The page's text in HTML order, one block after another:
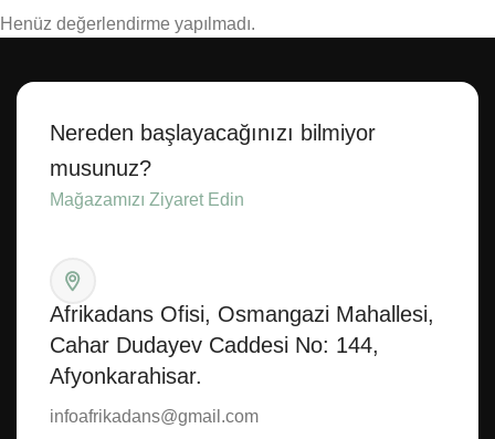
Henüz değerlendirme yapılmadı.
Nereden başlayacağınızı bilmiyor
musunuz?
Mağazamızı Ziyaret Edin
Afrikadans Ofisi, Osmangazi Mahallesi,
Cahar Dudayev Caddesi No: 144,
Afyonkarahisar.
infoafrikadans@gmail.com